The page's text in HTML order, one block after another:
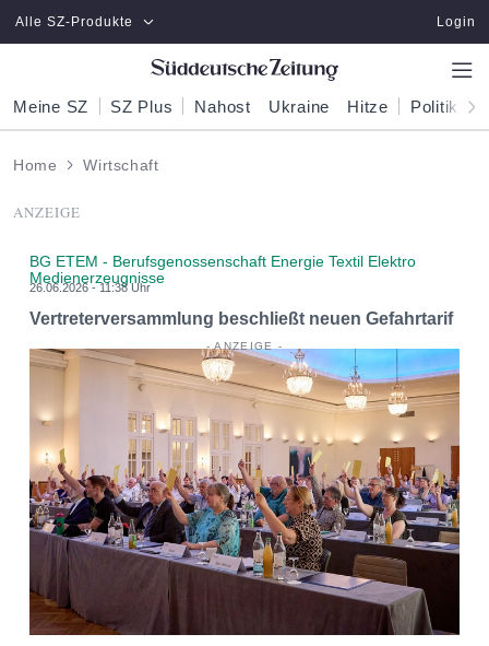
Zum Hauptinhalt springen
Alle SZ-Produkte Login
Meine SZ SZ Plus Nahost Ukraine Hitze Politik
Home Wirtschaft
ANZEIGE
BG ETEM - Berufsgenossenschaft Energie Textil Elektro
Medienerzeugnisse
26.06.2026 - 11:38 Uhr
Vertreterversammlung beschließt neuen Gefahrtarif